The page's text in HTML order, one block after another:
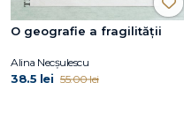
O geografie a fragilității
Alina Necșulescu
38.5 lei 55.00 lei